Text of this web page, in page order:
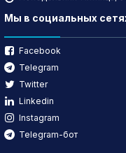
Мы в социальных
Facebook
Telegram
Twitter
Linkedin
Instagram
Telegram-бот